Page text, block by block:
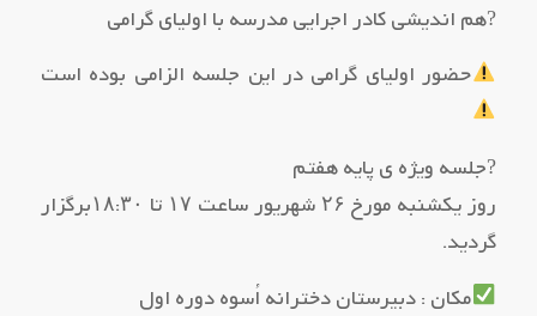
?هم اندیشی کادر اجرایی مدرسه با اولیای گرامی
حضور اولیای گرامی در این جلسه الزامی بوده است
?جلسه ویژه ی پایه هفتم
روز یکشنبه مورخ ۲۶ شهریور ساعت ۱۷ تا ۱۸:۳۰برگزار
گردید.
مکان : دبیرستان دخترانه اُسوه دوره اول